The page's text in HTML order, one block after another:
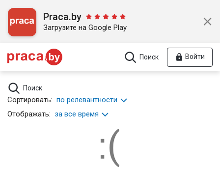
Praca.by
Загрузите на Google Play
Поиск Войти
Поиск
Сортировать: по релевантности
Отображать: за все время